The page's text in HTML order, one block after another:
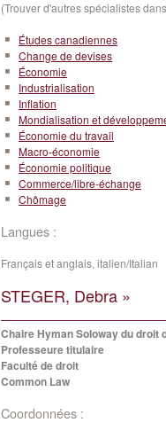
(Trouver d'autres spécialistes
Études canadiennes
Change de devises
Économie
Industrialisation
Inflation
Mondialisation et
Économie du travail
Macro-économie
Économie politique
Commerce/libre-échange
Chômage
Langues :
Français et anglais, italien/Italian
STEGER, Debra »
Chaire Hyman Soloway du
Professeure titulaire
Faculté de droit
Common Law
Coordonnées :